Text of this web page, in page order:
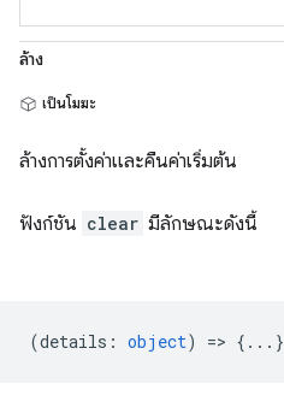
ล้าง
เป็นโมฆะ
ล้างการตั้งค่าและคืนค่าเริ่มต้น
ฟังก์ชัน clear มีลักษณะดังนี้
(details : object) => {...}